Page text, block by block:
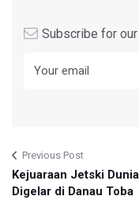
Subscribe for
Previous Post
Kejuaraan Jetski Dunia
Digelar di Danau Toba